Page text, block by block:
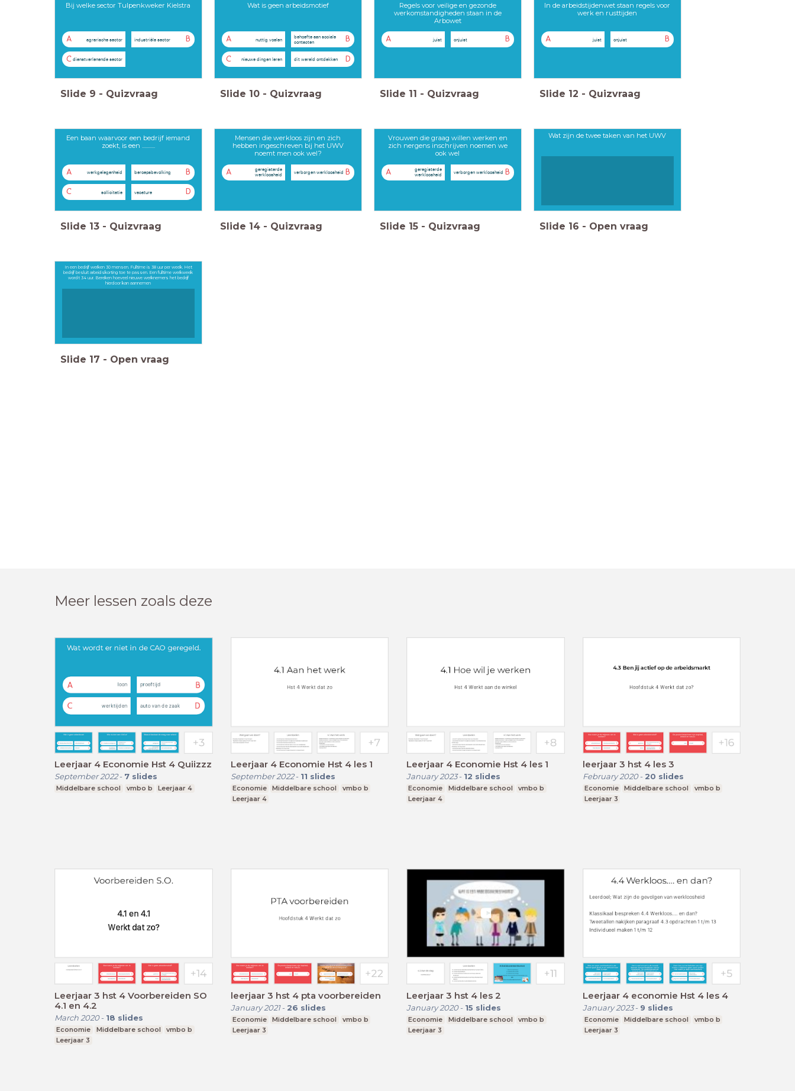
Bij welke sector Tulpenkweker Kielstra
A agrarische sector B
industriële sector
C dienstverlenende sector
Slide 9 - Quizvraag
Wat is geen arbeidsmotief
A nuttig voelen B
behoefte aan sociale
contacten
C nieuwe dingen leren D
dit wereld ontdekken
Slide 10 - Quizvraag
Regels voor veilige en gezonde
werkomstandigheden staan in de
Arbowet
A juist B
onjuist
Slide 11 - Quizvraag
In de arbeidstijdenwet staan regels voor
werk en rusttijden
A juist B
onjuist
Slide 12 - Quizvraag
Een baan waarvoor een bedrijf iemand
zoekt, is een ...........
A werkgelegenheid B
beroepsbevolking
C sollicitatie D
vacature
Slide 13 - Quizvraag
Mensen die werkloos zijn en zich
hebben ingeschreven bij het UWV
noemt men ook wel?
A
geregisterde
werkloosheid
B
verborgen werkloosheid
Slide 14 - Quizvraag
Vrouwen die graag willen werken en
zich nergens inschrijven noemen we
ook wel
A
geregisterde
werkloosheid
B
verborgen werkloosheid
Slide 15 - Quizvraag
Wat zijn de twee taken van het UWV
Slide 16 - Open vraag
In een bedrijf werken 30 mensen. Fulltime is 38 uur per week. Het
bedrijf besluit arbeidskorting toe te passen. Een fulltime werkweek
wordt 34 uur. Bereken hoeveel nieuwe werknemers het bedrijf
hierdoor kan aannemen
Slide 17 - Open vraag
Meer lessen zoals deze
Leerjaar 4 Economie Hst 4 Quiizzz
September 2022- 7 slides
Middelbare school vmbo b Leerjaar 4
Leerjaar 4 Economie Hst 4 les 1
September 2022- 11 slides
Economie Middelbare school
vmbo b
Leerjaar 4
Leerjaar 4 Economie Hst 4 les 1
January 2023- 12 slides
Economie Middelbare school
vmbo b
Leerjaar 4
leerjaar 3 hst 4 les 3
February 2020- 20 slides
Economie Middelbare school
vmbo b
Leerjaar 3
Leerjaar 3 hst 4 Voorbereiden SO
4.1 en 4.2
March 2020- 18 slides
Economie Middelbare school
vmbo b
Leerjaar 3
leerjaar 3 hst 4 pta voorbereiden
January 2021- 26 slides
Economie Middelbare school
vmbo b
Leerjaar 3
Leerjaar 3 hst 4 les 2
January 2020- 15 slides
Economie Middelbare school
vmbo b
Leerjaar 3
Leerjaar 4 economie Hst 4 les 4
January 2023- 9 slides
Economie Middelbare school
vmbo b
Leerjaar 3